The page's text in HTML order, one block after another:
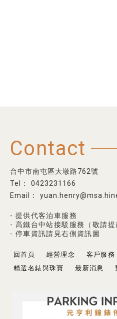
Contact
台中市南屯區大墩路762號
0423231166
- 提供代客泊車服務
- 高鐵台中站接駁服務（敬請提
- 停車資訊請見右側資訊圖
回首頁 經營理念 客戶服務
精選名錶與珠寶
最新消息